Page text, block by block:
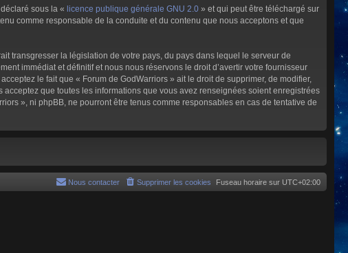
sous la « licence publique générale GNU 2.0 » et qui peut être téléchargé sur
comme responsable de la conduite et du contenu que nous acceptons et que
transgresser la législation de votre pays, du pays dans lequel le serveur de
immédiat et définitif et nous nous réservons le droit d’avertir votre fournisseur
le fait que « Forum de GodWarriors » ait le droit de supprimer, de modifier,
que toutes les informations que vous avez renseignées soient enregistrées
», ni phpBB, ne pourront être tenus comme responsables en cas de tentative de
Fuseau horaire sur UTC+02:00
Supprimer les cookies
Nous contacter